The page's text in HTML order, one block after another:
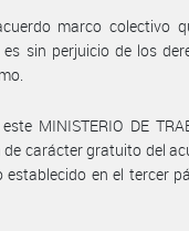
marco colectivo
sin perjuicio de los
MINISTERIO DE
de carácter gratuito del
en el tercer